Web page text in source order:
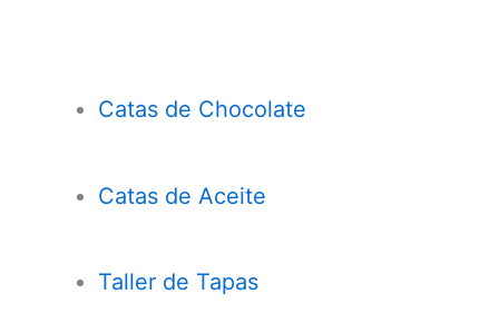
Catas de Chocolate
Catas de Aceite
Taller de Tapas